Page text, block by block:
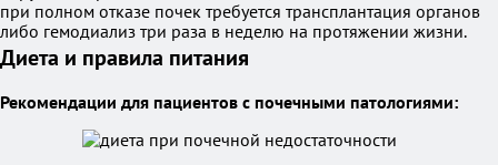
при полном отказе почек требуется трансплантация органов
либо гемодиализ три раза в неделю на протяжении жизни.
Диета и правила питания
Рекомендации для пациентов с почечными патологиями: